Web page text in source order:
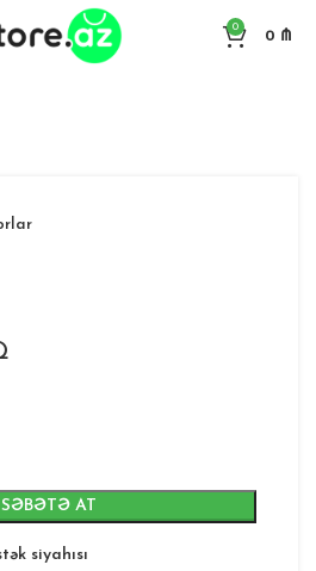
0
0 ₼
SƏBƏTƏ AT
siyahısı